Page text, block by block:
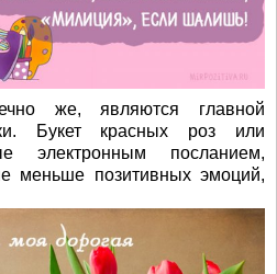
же, являются главной
Букет красных роз или
электронным посланием,
меньше позитивных эмоций,